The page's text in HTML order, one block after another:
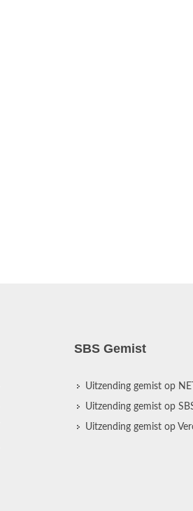
SBS Gemist
Uitzending gemist op
Uitzending gemist op
Uitzending gemist op